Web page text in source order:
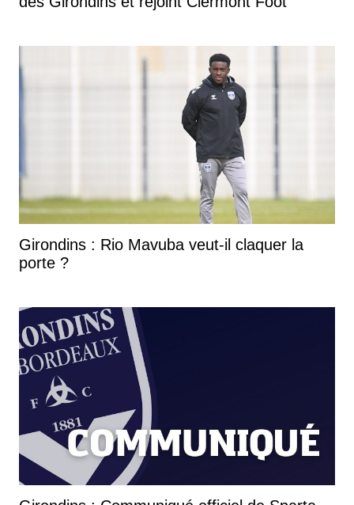
Girondins : Rio Mavuba veut-il claquer la
porte ?